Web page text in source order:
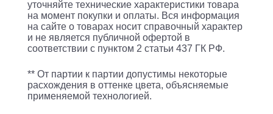
уточняйте технические характеристики товара
на момент покупки и оплаты. Вся информация
на сайте о товарах носит справочный характер
и не является публичной офертой в
соответствии с пунктом 2 статьи 437 ГК РФ.
** От партии к партии допустимы некоторые
расхождения в оттенке цвета, объясняемые
применяемой технологией.